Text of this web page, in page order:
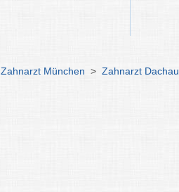
Zahnarzt München > Zahnarzt Dachau